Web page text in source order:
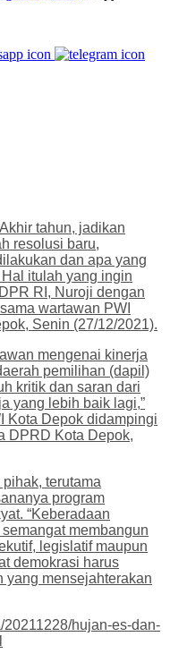
tahun, jadikan
resolusi baru,
dan apa yang
itulah yang ingin
RI, Nuroji dengan
wartawan PWI
Senin (27/12/2021).
mengenai kinerja
pemilihan (dapil)
kritik dan saran dari
yang lebih baik lagi,”
Kota Depok didampingi
DPRD Kota Depok,
terutama
program
“Keberadaan
membangun
legislatif maupun
demokrasi harus
yang mensejahterakan
hujan-es-dan-